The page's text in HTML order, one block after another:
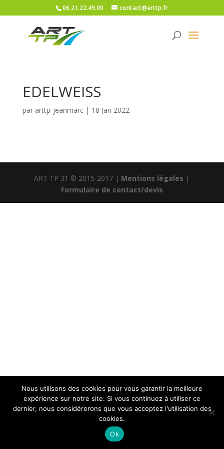
06.21.22.49.00 contact@arttp.fr
EDELWEISS
par arttp-jeanmarc| 18 Jan 2022
ART TP 31 © 2015-2017 | Mentions légales |
Formulaire de contact/devis
Nous utilisons des cookies pour vous garantir la meilleure
expérience sur notre site. Si vous continuez à utiliser ce
dernier, nous considérerons que vous acceptez l'utilisation des
cookies.
Ok